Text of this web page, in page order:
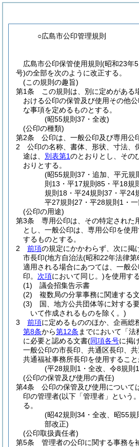
○広島市公印管理規則
広島市公印保管使用規則(昭和23年
号)の全部を次のように改正する。
(この規則の趣旨)
第1条
この規則は、別に定めがある
おける公印の保管及び使用その他
な事項を定めるものとする。
(昭55規則37・全改)
(公印の種類)
第2条
公印は、一般公印及び専用公
2
公印の名称、書体、形状、寸法、
途は、 別表第1のとおりとし、その
おりとする。
(昭55規則37・追加、平元規
則13・平17規則85・平18規
規則18・平24規則37・平24
平27規則27・平28規則1・
(公印の用途)
第3条
専用公印は、その特定された
とし、一般公印は、専用公印を使
するものとする。
2
前項の規定にかかわらず、次に掲
市長印(地方自治法(昭和22年法律第
適用される場合にあつては、一般
印。 次項において同じ。)を使用す
(1)
議会招集告示書
(2)
複数局の分掌事務に関連する
(3)
国、地方公共団体等に対する
いて作成されるものを除く。)
3
前項に定めるもののほか、企画総
第8条から第12条 までにおいて「
に必要と認める文書(同項各号に掲
一般公印の市長印、共通区長印、
共通福祉事務所長印を使用すること
(平28規則1・全改、令8規則
(公印の保管及び使用の責任)
第4条
公印の保管及び使用について
印の管理者(以下「管理者」という
る。
(昭42規則34・全改、昭55
部改正)
(公印取扱責任者)
第5条
管理者の公印に関する事務を